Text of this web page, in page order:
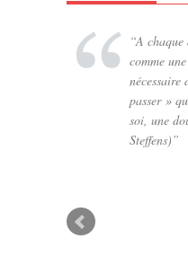
A chaque
comme
passer »
soi, une
Steffens)